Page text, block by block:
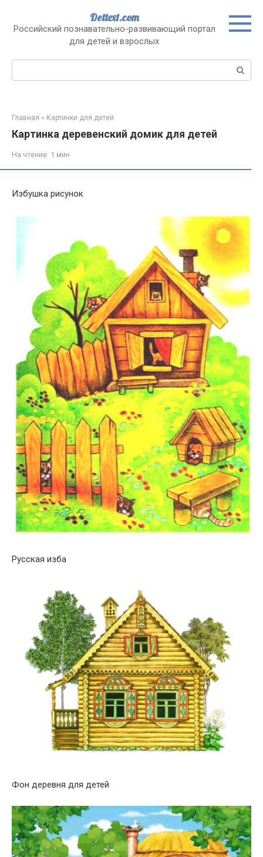
контенту
Dettext.com
Российский познавательно-развивающий портал
для детей и взрослых
Поиск:
Главная » Картинки для детей
Картинка деревенский домик для детей
На чтение: 1 мин
Избушка рисунок
Русская изба
Фон деревня для детей